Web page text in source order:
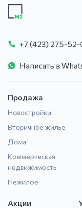
+7 (423) 275-52-
Написать в
Продажа
Новостройки
Вторичное жильё
Дома
Коммерческая
недвижимость
Нежилое
Акции